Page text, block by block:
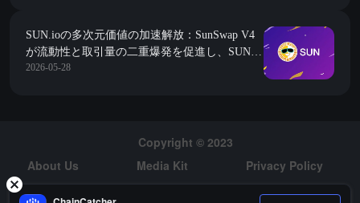
SUN.ioの多次元価値の加速解放：SunSwap V4
が流動性と取引量の二重爆発を促進し、SUNの
累計買い戻しと焼却はほぼ7億枚に達しまし
2026-05-28
Copyright © 2023
About Us
Media Kit
Privacy Policy
Risk Warning
Hiring